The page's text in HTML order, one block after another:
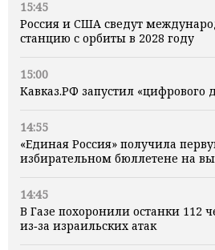
15:45
Россия и США сведут
станцию с орбиты в 2028 году
15:00
Кавказ.РФ запустил «цифрового
14:55
«Единая Россия» получила
избирательном бюллетене на
14:45
В Газе похоронили останки 112
из‑за израильских атак